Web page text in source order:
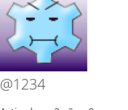
@1234